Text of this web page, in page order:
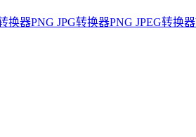
换器PNG JPG转换器PNG JPEG转换器